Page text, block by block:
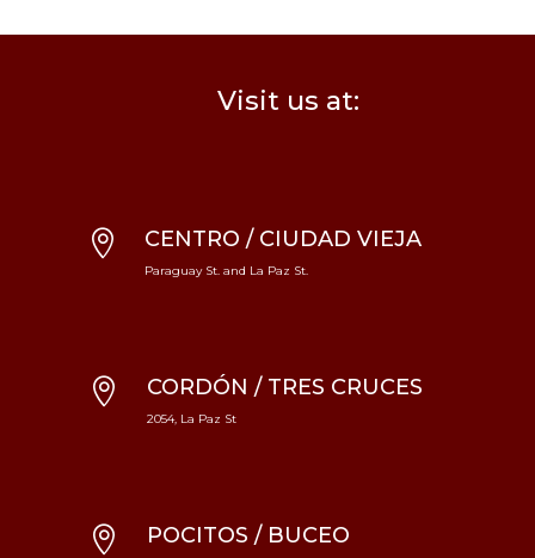
Visit us at:
 CENTRO / CIUDAD VIEJA
Paraguay St. and La Paz St.
 CORDÓN / TRES CRUCES
2054, La Paz St
 POCITOS / BUCEO